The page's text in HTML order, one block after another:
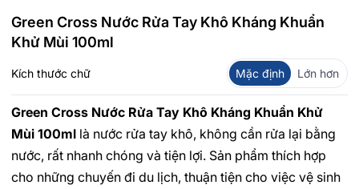
Green Cross Nước Rửa Tay Khô Kháng Khuẩn
Khử Mùi 100ml
Kích thước chữ Mặc định Lớn hơn
Green Cross Nước Rửa Tay Khô Kháng Khuẩn Khử
Mùi 100ml là nước rửa tay khô, không cần rửa lại bằng
nước, rất nhanh chóng và tiện lợi. Sản phẩm thích hợp
cho những chuyến đi du lịch, thuận tiện cho việc vệ sinh